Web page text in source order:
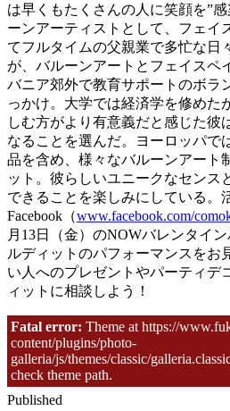
は早くもたくさんの人に笑顔を”
ーンアーティストとして、フェイ
てフルタイムの父親業で多忙な日
が、バルーンアートとフェイスペ
バニア郊外で教育サポートのボラ
っかけ。大学では経済学を修めた
しむ方がより有意義だと感じた彼
なることを選んだ。ヨーロッパで
品を含め、様々なバルーンアート
ット。彼らしいユニークなセンス
できることを楽しみにしている。
Facebook（www.facebook.com/
月13日（金）のNOWバレンタイ
ルディットのパフォーマンスをお
い人へのプレゼントやパーティデ
ィットに相談しよう！
Fatal error: Theme at https://
content/plugins/photo-
galleria/js/themes/classic/
check theme path.
Category
People
Fukuoka City
Published